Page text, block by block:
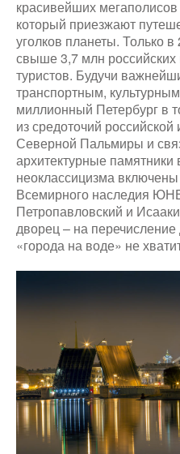
красивейших
который приезжают
уголков планеты. Только
свыше 3,7 млн
туристов. Будучи
транспортным,
миллионный Петербург в
из средоточий
Северной Пальмиры и
архитектурные памятники
неоклассицизма
Всемирного наследия
Петропавловский и
дворец – на перечисление
«города на воде» не